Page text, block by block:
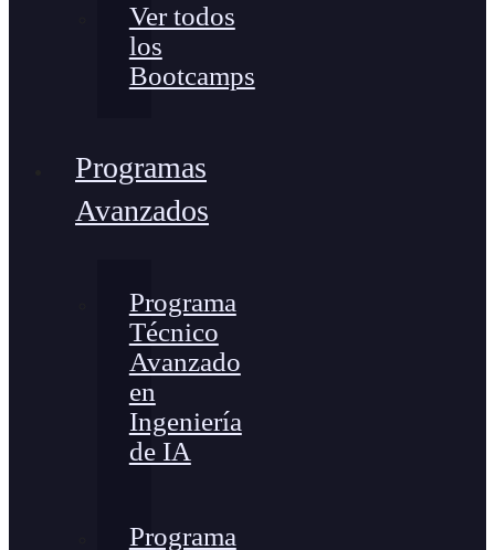
Ver todos
los
Bootcamps
Programas
Avanzados
Programa
Técnico
Avanzado
en
Ingeniería
de IA
Programa